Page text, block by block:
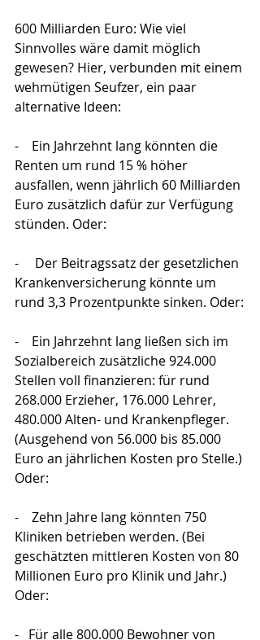
600 Milliarden Euro: Wie viel
Sinnvolles wäre damit möglich
gewesen? Hier, verbunden mit einem
wehmütigen Seufzer, ein paar
alternative Ideen:
-    Ein Jahrzehnt lang könnten die
Renten um rund 15 % höher
ausfallen, wenn jährlich 60 Milliarden
Euro zusätzlich dafür zur Verfügung
stünden. Oder:
-     Der Beitragssatz der gesetzlichen
Krankenversicherung könnte um
rund 3,3 Prozentpunkte sinken. Oder:
-    Ein Jahrzehnt lang ließen sich im
Sozialbereich zusätzliche 924.000
Stellen voll finanzieren: für rund
268.000 Erzieher, 176.000 Lehrer,
480.000 Alten- und Krankenpfleger.
(Ausgehend von 56.000 bis 85.000
Euro an jährlichen Kosten pro Stelle.)
Oder:
-    Zehn Jahre lang könnten 750
Kliniken betrieben werden. (Bei
geschätzten mittleren Kosten von 80
Millionen Euro pro Klinik und Jahr.)
Oder:
-   Für alle 800.000 Bewohner von